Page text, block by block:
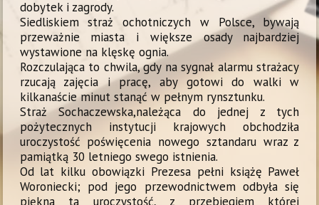
dobytek i zagrody.
Siedliskiem straż ochotniczych w Polsce, bywają
przeważnie miasta i większe osady najbardziej
wystawione na klęskę ognia.
Rozczulająca to chwila, gdy na sygnał alarmu strażacy
rzucają zajęcia i pracę, aby gotowi do walki w
kilkanaście minut stanąć w pełnym rynsztunku.
Straż Sochaczewska,należąca do jednej z tych
pożytecznych instytucji krajowych obchodziła
uroczystość poświęcenia nowego sztandaru wraz z
pamiątką 30 letniego swego istnienia.
Od lat kilku obowiązki Prezesa pełni książę Paweł
Woroniecki; pod jego przewodnictwem odbyła się
piękna ta uroczystość, z przebiegiem której